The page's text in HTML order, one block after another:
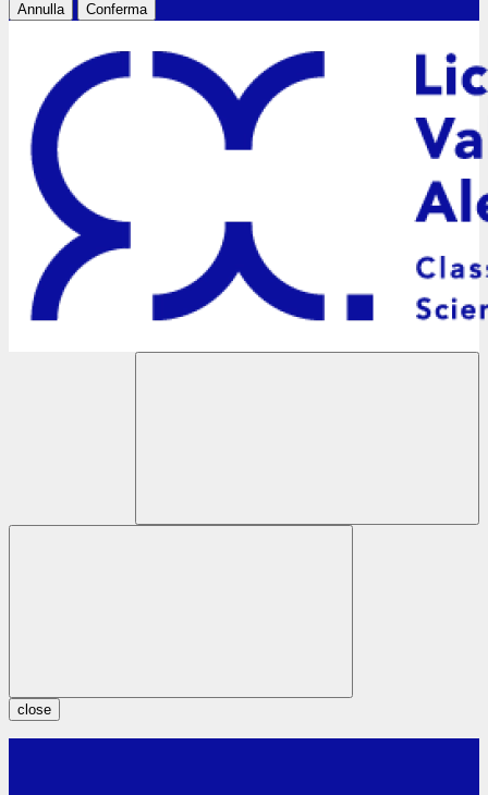
Annulla Conferma
close